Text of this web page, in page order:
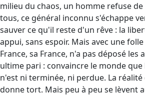
milieu du chaos, un homme refuse de
tous, ce général inconnu s'échappe
sauver ce qu'il reste d'un rêve : la
appui, sans espoir. Mais avec une
France, sa France, n'a pas déposé les
ultime pari : convaincre le monde que
n'est ni terminée, ni perdue. La
donne tort. Mais peu à peu se lèvent